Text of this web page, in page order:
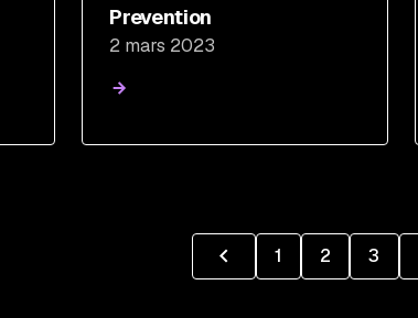
Prevention
2 mars 2023
1 2 3